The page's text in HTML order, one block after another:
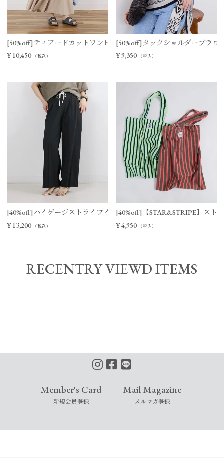
[50%off]ティアードカットワンピース
¥ 10,450 （税込）
[50%off]タックショルダーブラウ
¥9,350 （税込）
[40%off]ハイゲージストライプイージーパンツ
¥ 13,200 （税込）
[40%off]【STAR&STRIPE】スト
¥4,950 （税込）
RECENTRY VIEWD ITEMS
Member's Card
新規会員登録
Mail Magazine
メルマガ登録